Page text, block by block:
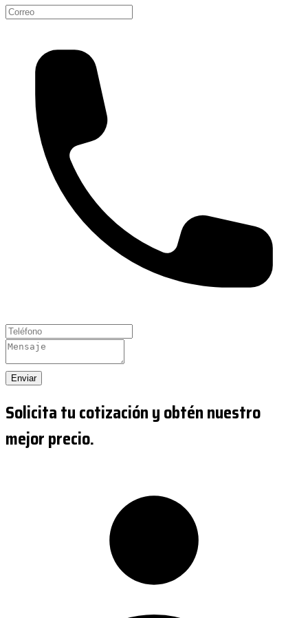
Enviar
Solicita tu cotización y obtén nuestro
mejor precio.